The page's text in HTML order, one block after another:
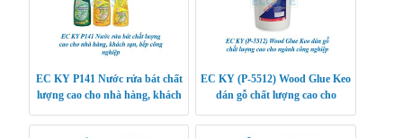
EC KY P141 Nước rửa bát chất
lượng cao cho nhà hàng, khách
EC KY (P-5512) Wood Glue Keo
dán gỗ chất lượng cao cho